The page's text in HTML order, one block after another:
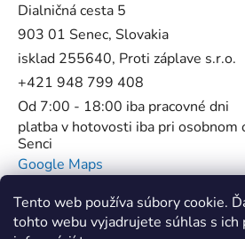
Tento web používa súbory cookie.
tohto webu vyjadrujete súhlas s ich
Dialničná cesta 5
903 01 Senec, Slovakia
isklad 255640, Proti záplave s.r.o.
+421 948 799 408
Od 7:00 - 18:00 iba pracovné dni
platba v hotovosti iba pri osobnom
Senci
Google Maps